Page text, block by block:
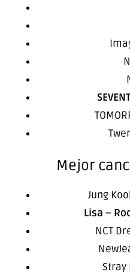
Mejor
Jung
Lisa –
NCT
Stray